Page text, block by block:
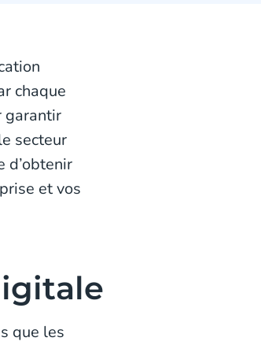
chaque
garantir
secteur
d’obtenir
et vos
que les